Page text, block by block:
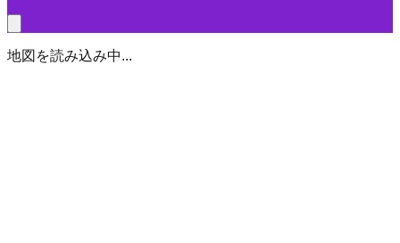
地図を読み込み中...